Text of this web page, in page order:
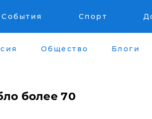
События Спорт
Общество Блоги
более 70